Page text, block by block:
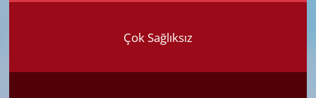
Çok Sağlıksız